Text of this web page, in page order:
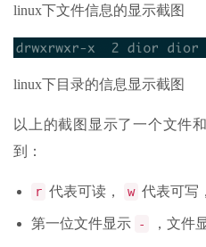
linux下文件信息的显示截图
linux下目录的信息显示截图
以上的截图显示了一个文件
到：
r 代表可读， w 代表可写
第一位文件显示 - ，文件